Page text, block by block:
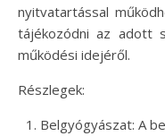
nyitvatartással
tájékozódni az adott
működési idejéről.
Részlegek:
Belgyógyászat: A